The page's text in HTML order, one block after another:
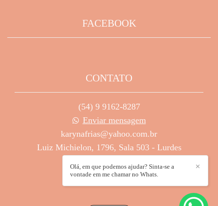
FACEBOOK
CONTATO
(54) 9 9162-8287
Enviar mensagem
karynafrias@yahoo.com.br
Luiz Michielon, 1796, Sala 503 - Lurdes
✕
Olá, em que podemos ajudar? Sinta-se a
vontade em me chamar no Whats.